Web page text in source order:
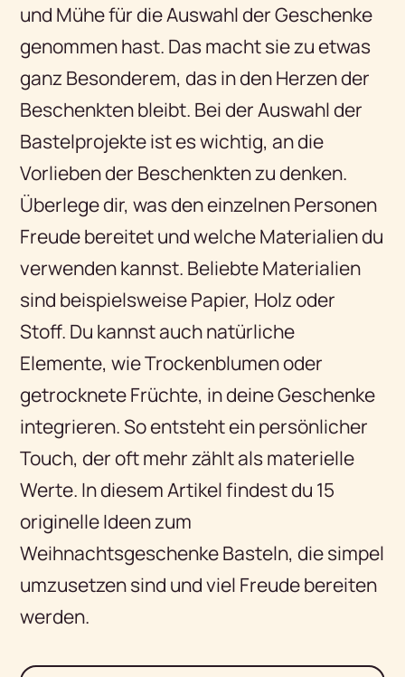
und Mühe für die Auswahl der Geschenke
genommen hast. Das macht sie zu etwas
ganz Besonderem, das in den Herzen der
Beschenkten bleibt. Bei der Auswahl der
Bastelprojekte ist es wichtig, an die
Vorlieben der Beschenkten zu denken.
Überlege dir, was den einzelnen Personen
Freude bereitet und welche Materialien du
verwenden kannst. Beliebte Materialien
sind beispielsweise Papier, Holz oder
Stoff. Du kannst auch natürliche
Elemente, wie Trockenblumen oder
getrocknete Früchte, in deine Geschenke
integrieren. So entsteht ein persönlicher
Touch, der oft mehr zählt als materielle
Werte. In diesem Artikel findest du 15
originelle Ideen zum
Weihnachtsgeschenke Basteln, die simpel
umzusetzen sind und viel Freude bereiten
werden.